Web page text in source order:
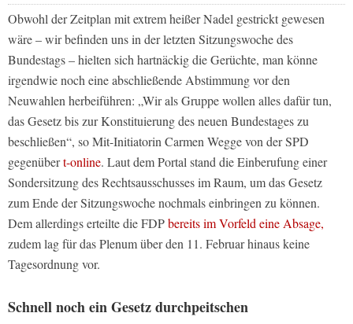
Obwohl der Zeitplan mit extrem heißer Nadel gestrickt gewesen
wäre – wir befinden uns in der letzten Sitzungswoche des
Bundestags – hielten sich hartnäckig die Gerüchte, man könne
irgendwie noch eine abschließende Abstimmung vor den
Neuwahlen herbeiführen: „Wir als Gruppe wollen alles dafür tun,
das Gesetz bis zur Konstituierung des neuen Bundestages zu
beschließen“, so Mit-Initiatorin Carmen Wegge von der SPD
gegenübert-online. Laut dem Portal stand die Einberufung einer
Sondersitzung des Rechtsausschusses im Raum, um das Gesetz
zum Ende der Sitzungswoche nochmals einbringen zu können.
Dem allerdings erteilte die FDPbereits im Vorfeld eine Absage,
zudem lag für das Plenum über den 11. Februar hinaus keine
Tagesordnung vor.
Schnell noch ein Gesetz durchpeitschen